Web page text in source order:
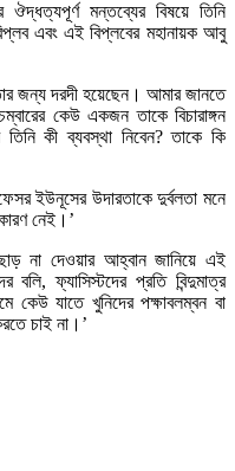
ঔদ্ধত্যপূর্ণ মন্তব্যের বিষয়ে তিনি
এবং এই বিপ্লবের মহানায়ক আবু
জন্য দরদী হয়েছেন। আমার জানতে
কেউ একজন তাকে বিচারাঙ্গন
কী ব্যবস্থা নিবেন? তাকে কি
ইউনূসের উদারতাকে দুর্বলতা মনে
নেই।’
না দেওয়ার আহ্বান জানিয়ে এই
বলি, ফ্যাসিস্টদের প্রতি বিন্দুমাত্র
কেউ যাতে খুনিদের পক্ষাবলম্বন বা
চাই না।’